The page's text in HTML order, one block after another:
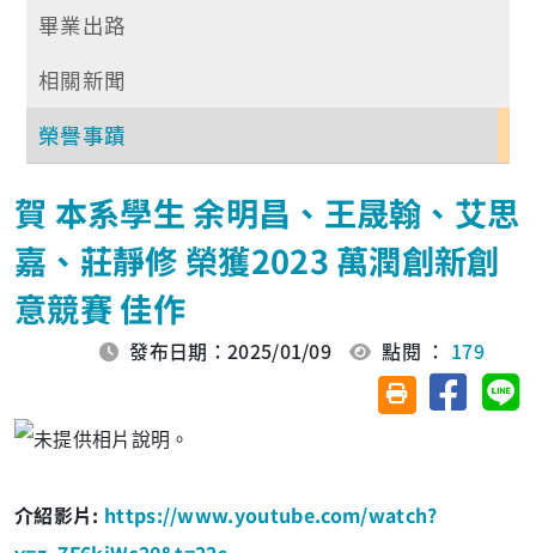
畢業出路
相關新聞
榮譽事蹟
賀 本系學生 余明昌、王晟翰、艾思
嘉、莊靜修 榮獲2023 萬潤創新創
意競賽 佳作
發布日期：2025/01/09 點閱 ： 179
友善列印(另開視
分享至
介紹影片: https://www.youtube.com/watch?